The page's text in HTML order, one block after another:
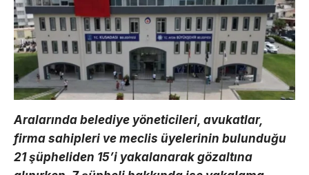
Aralarında belediye yöneticileri, avukatlar,
firma sahipleri ve meclis üyelerinin bulunduğu
21 şüpheliden 15’i yakalanarak gözaltına